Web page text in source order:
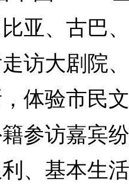
亚、古巴
访大剧院
体验市民
参访嘉宾
、基本生